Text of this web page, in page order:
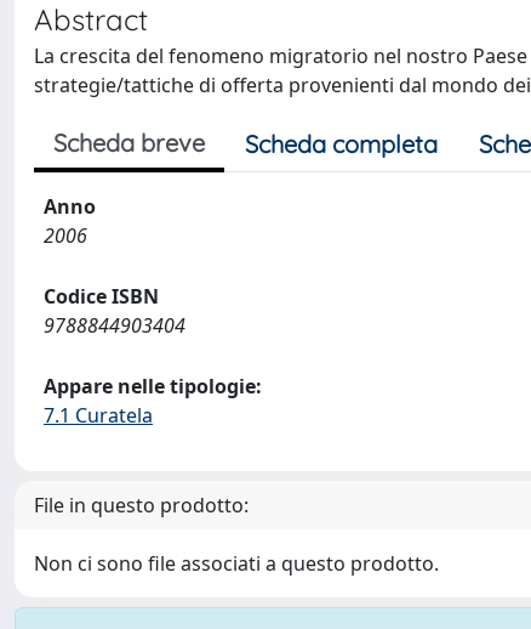
Abstract
La crescita del fenomeno migratorio nel nostro
strategie/tattiche di offerta provenienti dal mondo
Scheda breve Scheda completa
Anno
2006
Codice ISBN
9788844903404
Appare nelle tipologie:
7.1 Curatela
File in questo prodotto:
Non ci sono file associati a questo prodotto.